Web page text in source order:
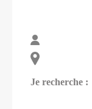
Je recherche :